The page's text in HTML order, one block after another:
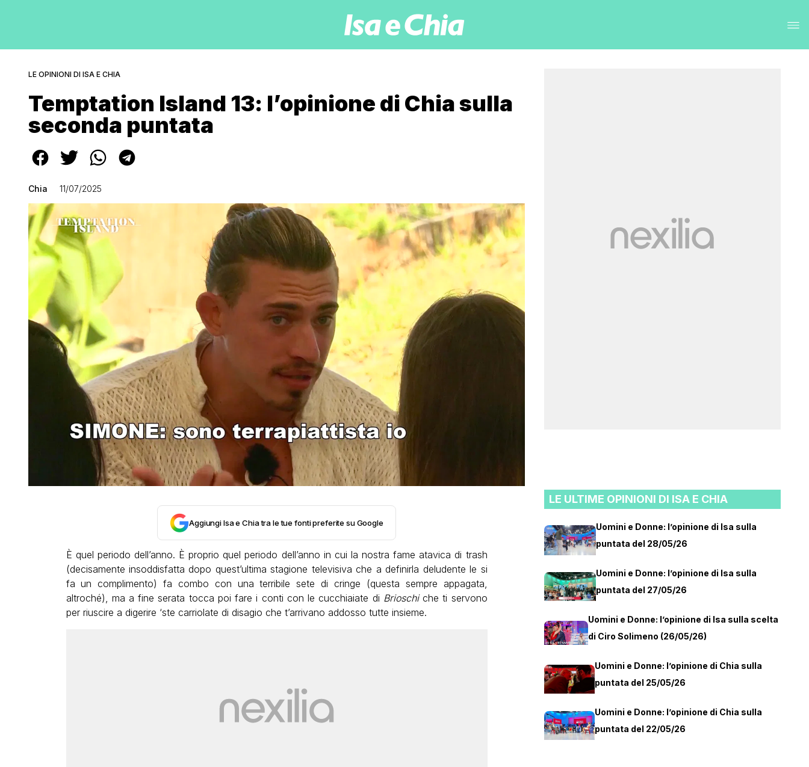
LE OPINIONI DI ISA E CHIA
Temptation Island 13: l’opinione di Chia sulla
seconda puntata
Chia 11/07/2025
Aggiungi Isa e Chia tra le tue fonti preferite su Google
È quel periodo dell’anno. È proprio quel periodo dell’anno in cui la nostra fame atavica di trash
(decisamente insoddisfatta dopo quest’ultima stagione televisiva che a definirla deludente le si
fa un complimento) fa combo con una terribile sete di cringe (questa sempre appagata,
altroché), ma a fine serata tocca poi fare i conti con le cucchiaiate di Brioschiche ti servono
per riuscire a digerire ‘ste carriolate di disagio che t’arrivano addosso tutte insieme.
LE ULTIME OPINIONI DI ISA E CHIA
Uomini e Donne: l’opinione di Isa sulla
puntata del 28/05/26
Uomini e Donne: l’opinione di Isa sulla
puntata del 27/05/26
Uomini e Donne: l’opinione di Isa sulla scelta
di Ciro Solimeno (26/05/26)
Uomini e Donne: l’opinione di Chia sulla
puntata del 25/05/26
Uomini e Donne: l’opinione di Chia sulla
puntata del 22/05/26